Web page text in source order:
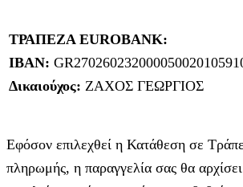
ΤΡΑΠΕΖΑ EUROBANK:
IBAN:
Δικαιούχος: ΖΑΧΟΣ ΓΕΩΡΓΙΟΣ
Εφόσον επιλεχθεί η Κατάθεση σε
πληρωμής, η παραγγελία σας θα